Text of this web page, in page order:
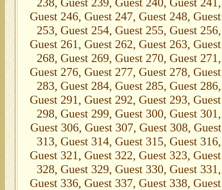
Guest 246, Guest 247, Guest 248,
253, Guest 254, Guest 255, Guest
Guest 261, Guest 262, Guest 263,
268, Guest 269, Guest 270, Guest
Guest 276, Guest 277, Guest 278,
283, Guest 284, Guest 285, Guest
Guest 291, Guest 292, Guest 293,
298, Guest 299, Guest 300, Guest
Guest 306, Guest 307, Guest 308,
313, Guest 314, Guest 315, Guest
Guest 321, Guest 322, Guest 323,
328, Guest 329, Guest 330, Guest
Guest 336, Guest 337, Guest 338,